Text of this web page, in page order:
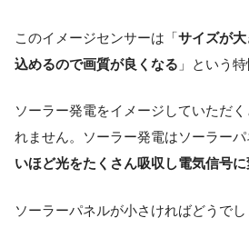
このイメージセンサーは「サイズが
込めるので画質が良くなる 」という
ソーラー発電をイメージしていただ
れません。ソーラー発電はソーラー
いほど光をたくさん吸収し電気信号
ソーラーパネルが小さければどうで